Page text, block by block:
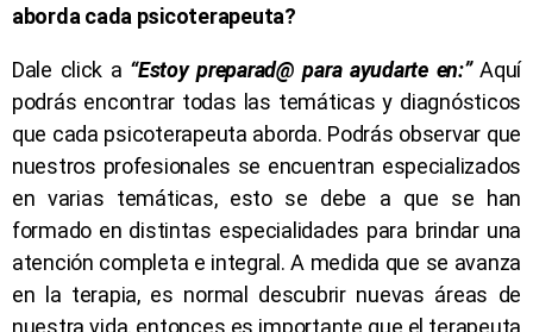
aborda cada psicoterapeuta?
Dale click a “Estoy preparad@ para ayudarte en:”Aquí
podrás encontrar todas las temáticas y diagnósticos
que cada psicoterapeuta aborda. Podrás observar que
nuestros profesionales se encuentran especializados
en varias temáticas, esto se debe a que se han
formado en distintas especialidades para brindar una
atención completa e integral. A medida que se avanza
en la terapia, es normal descubrir nuevas áreas de
nuestra vida, entonces es importante que el terapeuta